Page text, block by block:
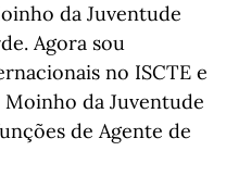
da Juventude
Agora sou
no ISCTE e
da Juventude
de Agente de